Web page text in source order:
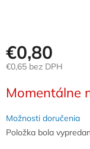
€0,80
€0,65 bez DPH
cena:
Momentálne
Možnosti doručenia
Položka bola